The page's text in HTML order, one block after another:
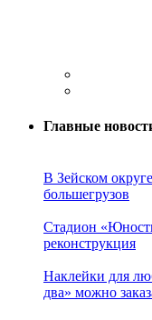
Главные
В Зейском
большегрузов
Стадион
реконструкция
Наклейки для
два» можно